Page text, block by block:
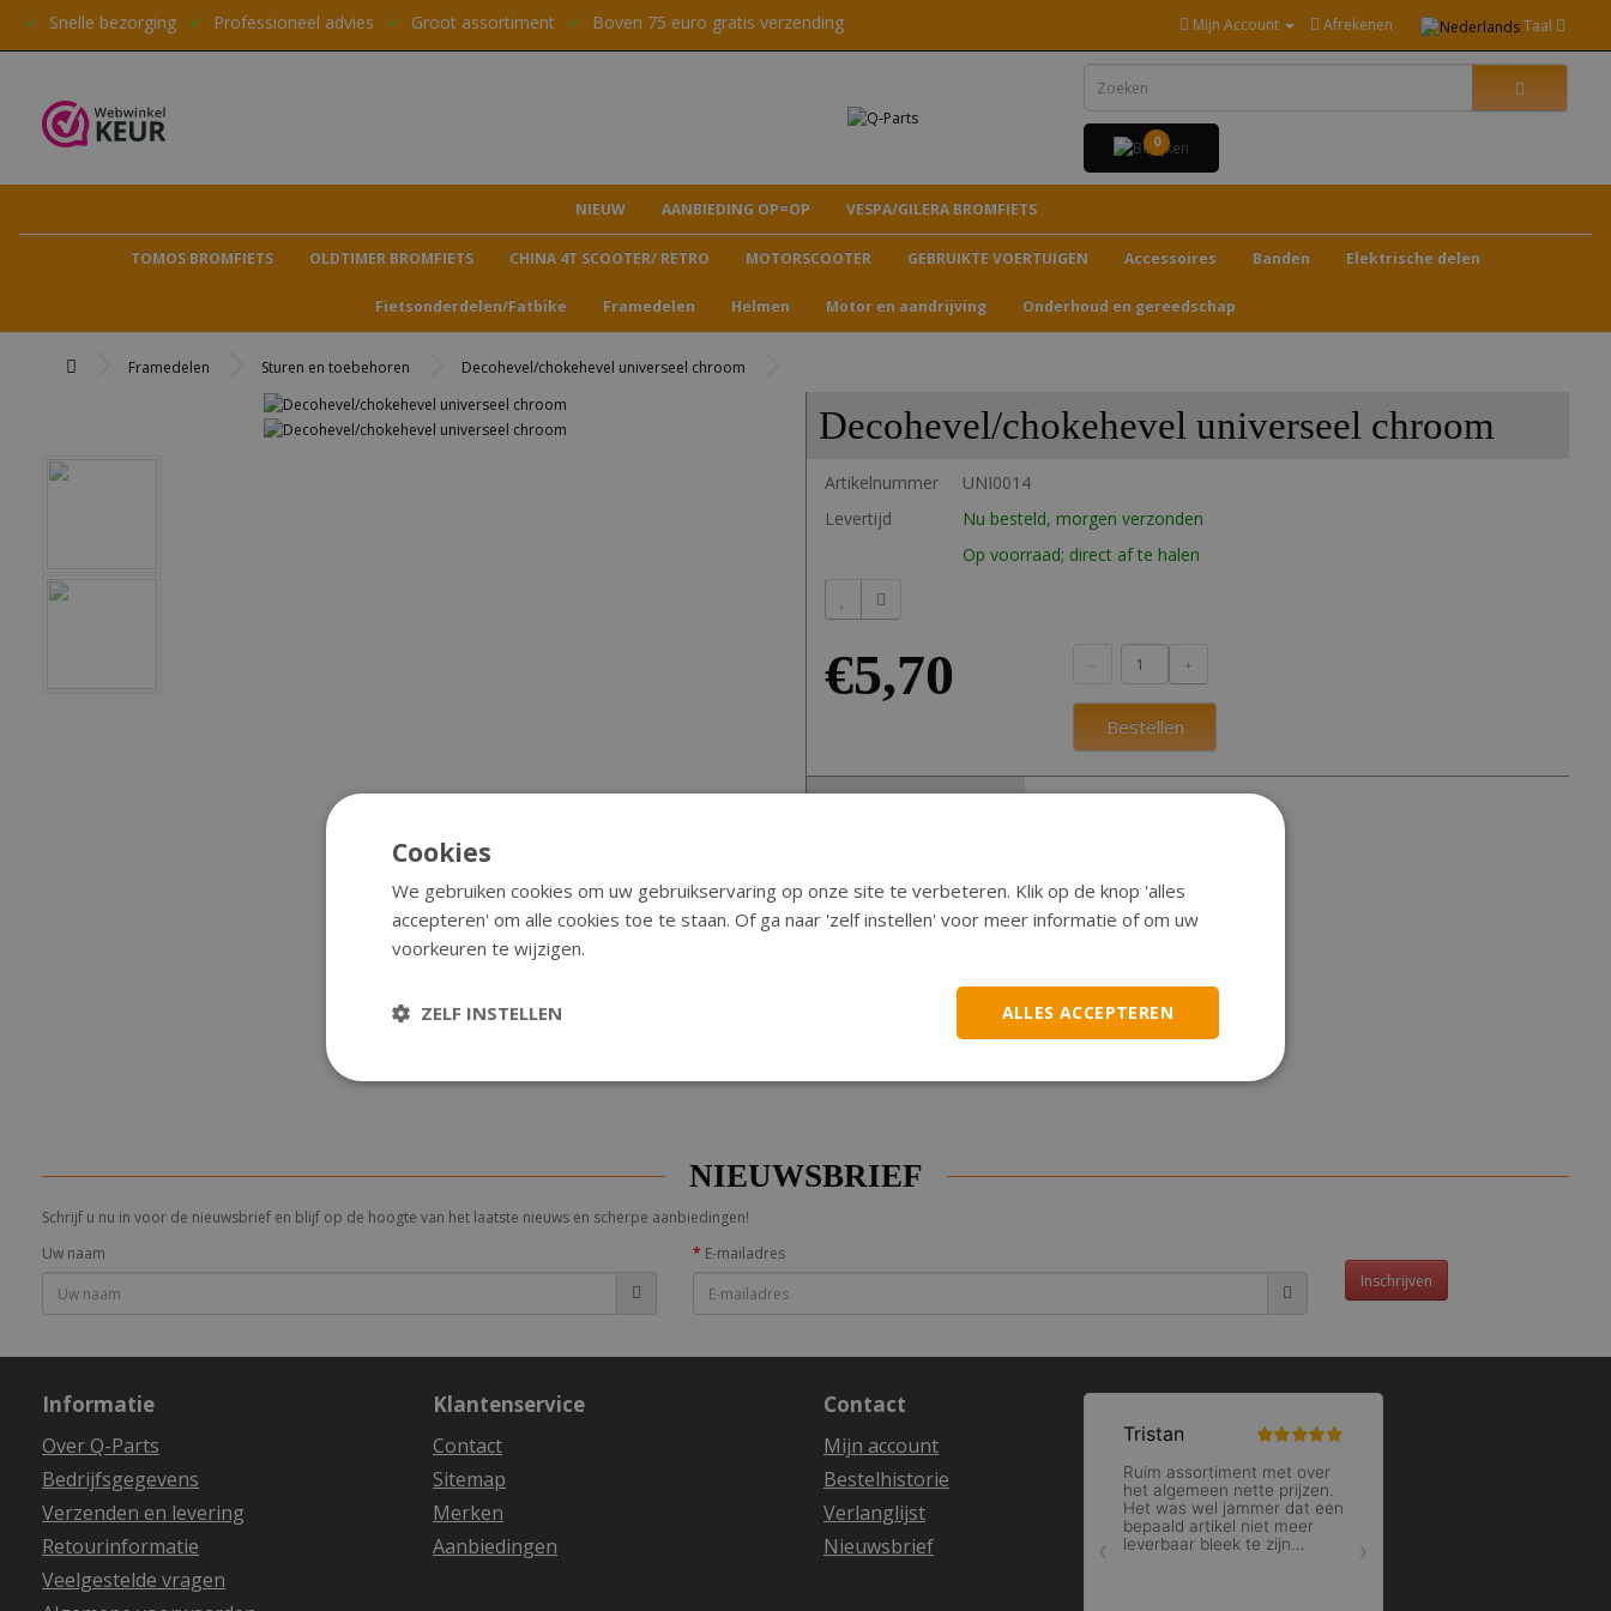
✔ Snelle bezorging ✔ Professioneel advies ✔ Groot assortiment ✔ Boven 75 euro gratis verzending Mijn Account Afrekenen Taal
0
NIEUW AANBIEDING OP=OP VESPA/GILERA BROMFIETS
TOMOS BROMFIETS OLDTIMER BROMFIETS CHINA 4T SCOOTER/ RETRO MOTORSCOOTER GEBRUIKTE VOERTUIGEN Accessoires Banden Elektrische delen
Fietsonderdelen/Fatbike Framedelen Helmen Motor en aandrijving Onderhoud en gereedschap
Framedelen Sturen en toebehoren Decohevel/chokehevel universeel chroom
Decohevel/chokehevel universeel chroom
Artikelnummer
UNI0014
Levertijd
Nu besteld, morgen verzonden
Op voorraad; direct af te halen
€5,70
Bestellen
Te gebruiken als:
NIEUWSBRIEF
Schrijf u nu in voor de nieuwsbrief en blijf op de hoogte van het laatste nieuws en scherpe aanbiedingen!
Uw naam
E-mailadres
Inschrijven
Informatie
Over Q-Parts
Bedrijfsgegevens
Verzenden en levering
Retourinformatie
Veelgestelde vragen
Klantenservice
Contact
Sitemap
Merken
Aanbiedingen
Contact
Mijn account
Bestelhistorie
Verlanglijst
Nieuwsbrief
Cookies
We gebruiken cookies om uw gebruikservaring op onze site te verbeteren. Klik op de knop 'alles
accepteren' om alle cookies toe te staan. Of ga naar 'zelf instellen' voor meer informatie of om uw
voorkeuren te wijzigen.
ALLES ACCEPTEREN
ZELF INSTELLEN